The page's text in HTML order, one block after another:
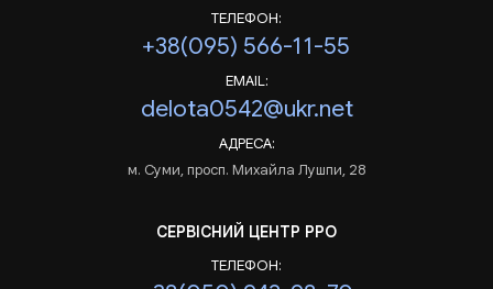
ТЕЛЕФОН:
+38(095) 566-11-55
EMAIL:
delota0542@ukr.net
АДРЕСА:
м. Суми, просп. Михайла Лушпи, 28
СЕРВІСНИЙ ЦЕНТР РРО
ТЕЛЕФОН: